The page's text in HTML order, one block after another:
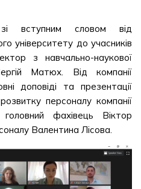
вступним словом від
університету до учасників
з навчально-наукової
Матюх. Від компанії
доповіді та презентації
персоналу компанії
фахівець Віктор
Валентина Лісова.